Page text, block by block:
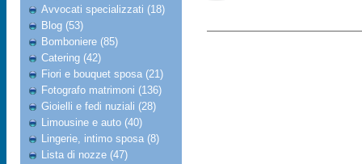
Avvocati specializzati (18)
Blog (53)
Bomboniere (85)
Catering (42)
Fiori e bouquet sposa (21)
Fotografo matrimoni (136)
Gioielli e fedi nuziali (28)
Limousine e auto (40)
Lingerie, intimo sposa (8)
Lista di nozze (47)